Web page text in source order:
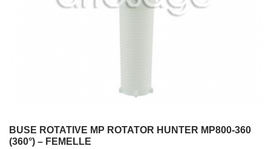
BUSE ROTATIVE MP ROTATOR HUNTER MP800-360
(360°) – FEMELLE